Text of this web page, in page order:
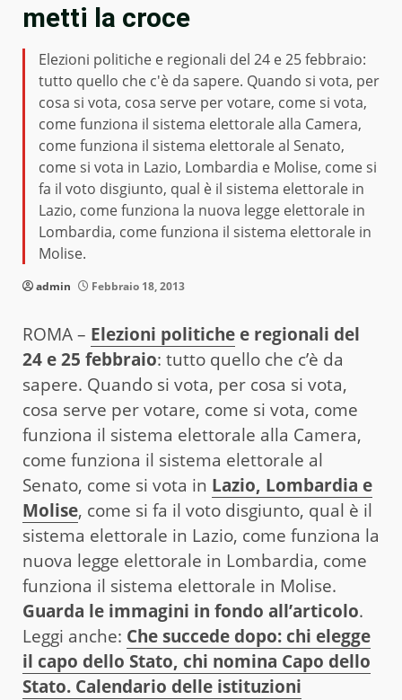
metti la croce
Elezioni politiche e regionali del 24 e 25 febbraio:
tutto quello che c'è da sapere. Quando si vota, per
cosa si vota, cosa serve per votare, come si vota,
come funziona il sistema elettorale alla Camera,
come funziona il sistema elettorale al Senato,
come si vota in Lazio, Lombardia e Molise, come si
fa il voto disgiunto, qual è il sistema elettorale in
Lazio, come funziona la nuova legge elettorale in
Lombardia, come funziona il sistema elettorale in
Molise.
admin Febbraio 18, 2013
ROMA – Elezioni politiche e regionali del
24 e 25 febbraio: tutto quello che c’è da
sapere. Quando si vota, per cosa si vota,
cosa serve per votare, come si vota, come
funziona il sistema elettorale alla Camera,
come funziona il sistema elettorale al
Senato, come si vota in Lazio, Lombardia e
Molise, come si fa il voto disgiunto, qual è il
sistema elettorale in Lazio, come funziona la
nuova legge elettorale in Lombardia, come
funziona il sistema elettorale in Molise.
Guarda le immagini in fondo all’articolo.
Leggi anche: Che succede dopo: chi elegge
il capo dello Stato, chi nomina Capo dello
Stato. Calendario delle istituzioni